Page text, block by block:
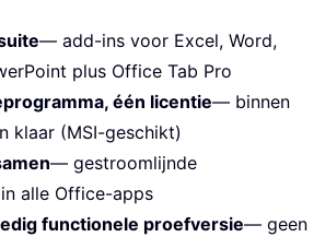
— add-ins voor Excel, Word,
plus Office Tab Pro
één licentie— binnen
klaar (MSI-geschikt)
— gestroomlijnde
alle Office-apps
functionele proefversie— geen